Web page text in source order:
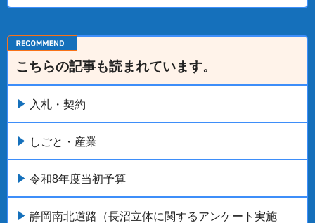
こちらの記事も読まれています。
入札・契約
しごと・産業
令和8年度当初予算
静岡南北道路（長沼立体に関するアンケート実施